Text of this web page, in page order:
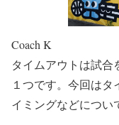
Coach K
タイムアウトは試
１つです。今回は
イミングなどについ